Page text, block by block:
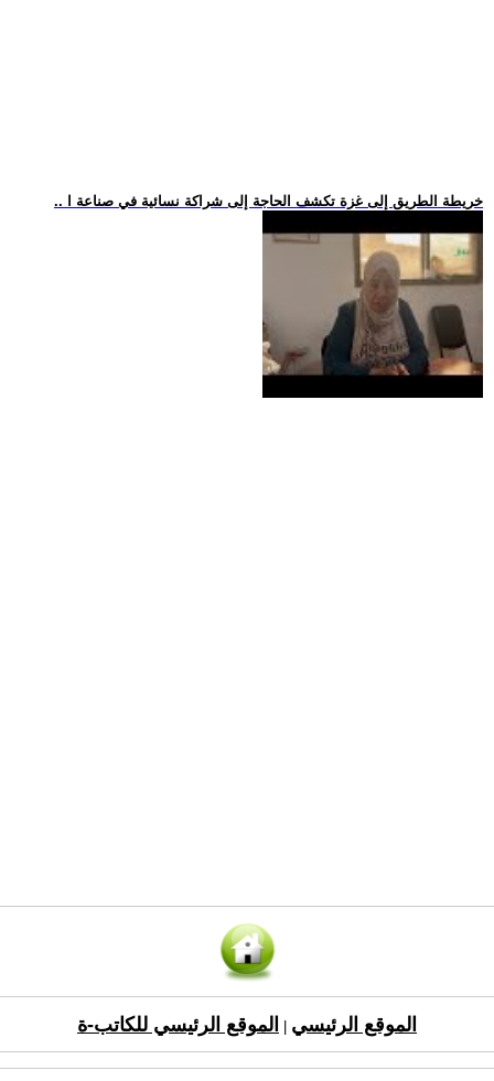
.. خريطة الطريق إلى غزة تكشف الحاجة إلى شراكة نسائية في صناعة ا
الموقع الرئيسي الموقع الرئيسي للكاتب-ة